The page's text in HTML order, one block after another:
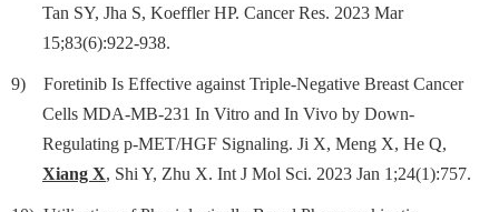
Tan SY, Jha S, Koeffler HP. Cancer Res. 2023 Mar
15;83(6):922-938.
9)
Foretinib Is Effective against Triple-Negative Breast Cancer
Cells MDA-MB-231 In Vitro and In Vivo by Down-
Regulating p-MET/HGF Signaling. Ji X, Meng X, He Q,
Xiang X, Shi Y, Zhu X. Int J Mol Sci. 2023 Jan 1;24(1):757.